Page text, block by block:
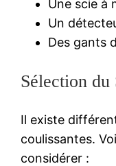
Une scie à
Un
Des gants
Sélection du
Il existe
coulissantes.
considérer :